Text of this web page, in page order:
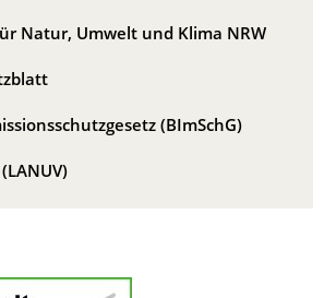
Natur, Umwelt und Klima NRW
(BImSchG)